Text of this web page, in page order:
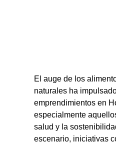
El auge de los
naturales ha
emprendimientos en
especialmente
salud y la
escenario, iniciativas